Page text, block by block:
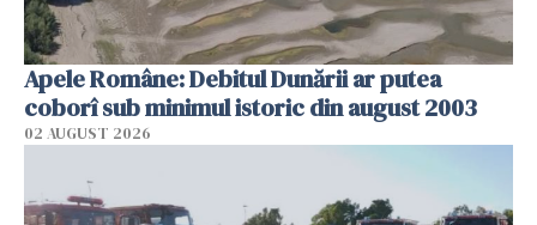
Apele Române: Debitul Dunării ar putea
coborî sub minimul istoric din august 2003
02 AUGUST 2026